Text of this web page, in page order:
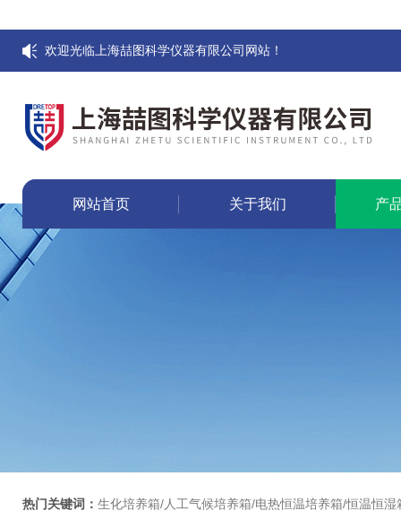
欢迎光临上海喆图科学仪器有限公司网站！
网站首页 关于我们 产
热门关键词： 生化培养箱/人工气候培养箱/电热恒温培养箱/恒温恒湿箱/光照培养箱/二氧化碳培养箱